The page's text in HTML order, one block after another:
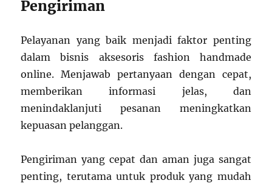
Pengiriman
Pelayanan yang baik menjadi faktor penting
dalam bisnis aksesoris fashion handmade
online. Menjawab pertanyaan dengan cepat,
memberikan informasi jelas, dan
menindaklanjuti pesanan meningkatkan
kepuasan pelanggan.
Pengiriman yang cepat dan aman juga sangat
penting, terutama untuk produk yang mudah